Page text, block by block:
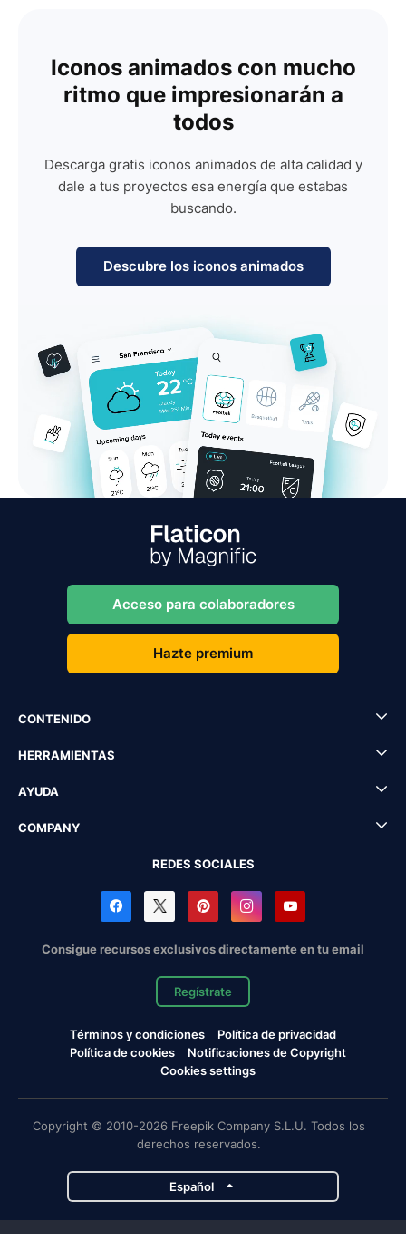
Iconos animados con mucho
ritmo que impresionarán a
todos
Descarga gratis iconos animados de alta calidad y
dale a tus proyectos esa energía que estabas
buscando.
Descubre los iconos animados
Acceso para colaboradores
Hazte premium
CONTENIDO
HERRAMIENTAS
AYUDA
COMPANY
REDES SOCIALES
Consigue recursos exclusivos directamente en tu email
Regístrate
Términos y condiciones
Política de privacidad
Política de cookies
Notificaciones de Copyright
Cookies settings
Copyright © 2010-2026 Freepik Company S.L.U. Todos los
derechos reservados.
Español